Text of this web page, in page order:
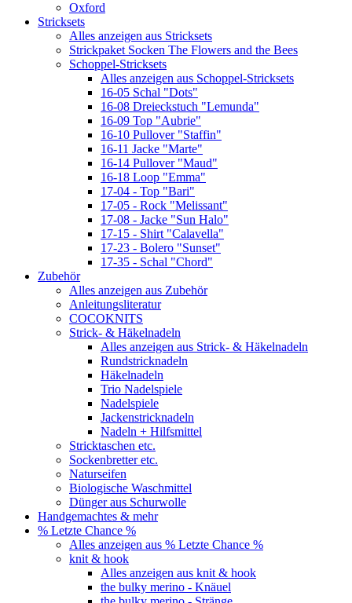
Oxford
Stricksets
Alles anzeigen aus Stricksets
Strickpaket Socken The Flowers and the Bees
Schoppel-Stricksets
Alles anzeigen aus Schoppel-Stricksets
16-05 Schal "Dots"
16-08 Dreieckstuch "Lemunda"
16-09 Top "Aubrie"
16-10 Pullover "Staffin"
16-11 Jacke "Marte"
16-14 Pullover "Maud"
16-18 Loop "Emma"
17-04 - Top "Bari"
17-05 - Rock "Melissant"
17-08 - Jacke "Sun Halo"
17-15 - Shirt "Calavella"
17-23 - Bolero "Sunset"
17-35 - Schal "Chord"
Zubehör
Alles anzeigen aus Zubehör
Anleitungsliteratur
COCOKNITS
Strick- & Häkelnadeln
Alles anzeigen aus Strick- & Häkelnadeln
Rundstricknadeln
Häkelnadeln
Trio Nadelspiele
Nadelspiele
Jackenstricknadeln
Nadeln + Hilfsmittel
Stricktaschen etc.
Sockenbretter etc.
Naturseifen
Biologische Waschmittel
Dünger aus Schurwolle
Handgemachtes & mehr
% Letzte Chance %
Alles anzeigen aus % Letzte Chance %
knit & hook
Alles anzeigen aus knit & hook
the bulky merino - Knäuel